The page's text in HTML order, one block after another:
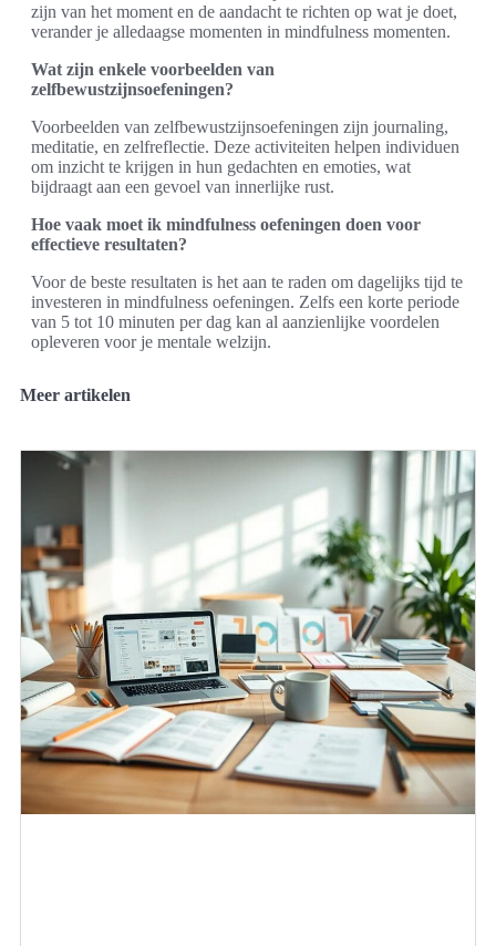
zijn van het moment en de aandacht te richten op wat je doet,
verander je alledaagse momenten in mindfulness momenten.
Wat zijn enkele voorbeelden van
zelfbewustzijnsoefeningen?
Voorbeelden van zelfbewustzijnsoefeningen zijn journaling,
meditatie, en zelfreflectie. Deze activiteiten helpen individuen
om inzicht te krijgen in hun gedachten en emoties, wat
bijdraagt aan een gevoel van innerlijke rust.
Hoe vaak moet ik mindfulness oefeningen doen voor
effectieve resultaten?
Voor de beste resultaten is het aan te raden om dagelijks tijd te
investeren in mindfulness oefeningen. Zelfs een korte periode
van 5 tot 10 minuten per dag kan al aanzienlijke voordelen
opleveren voor je mentale welzijn.
Meer artikelen